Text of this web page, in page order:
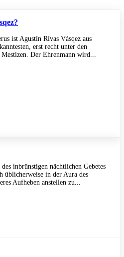
ist Agustín Rívas Vásqez aus
erst recht unter den
Der Ehrenmann wird...
inbrünstigen nächtlichen Gebetes
üblicherweise in der Aura des
Aufheben anstellen zu...